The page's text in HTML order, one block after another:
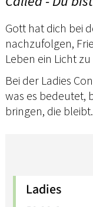
Gott hat dich bei
nachzufolgen,
Leben ein Licht zu
Bei der Ladies
was es bedeutet,
bringen, die bleibt.